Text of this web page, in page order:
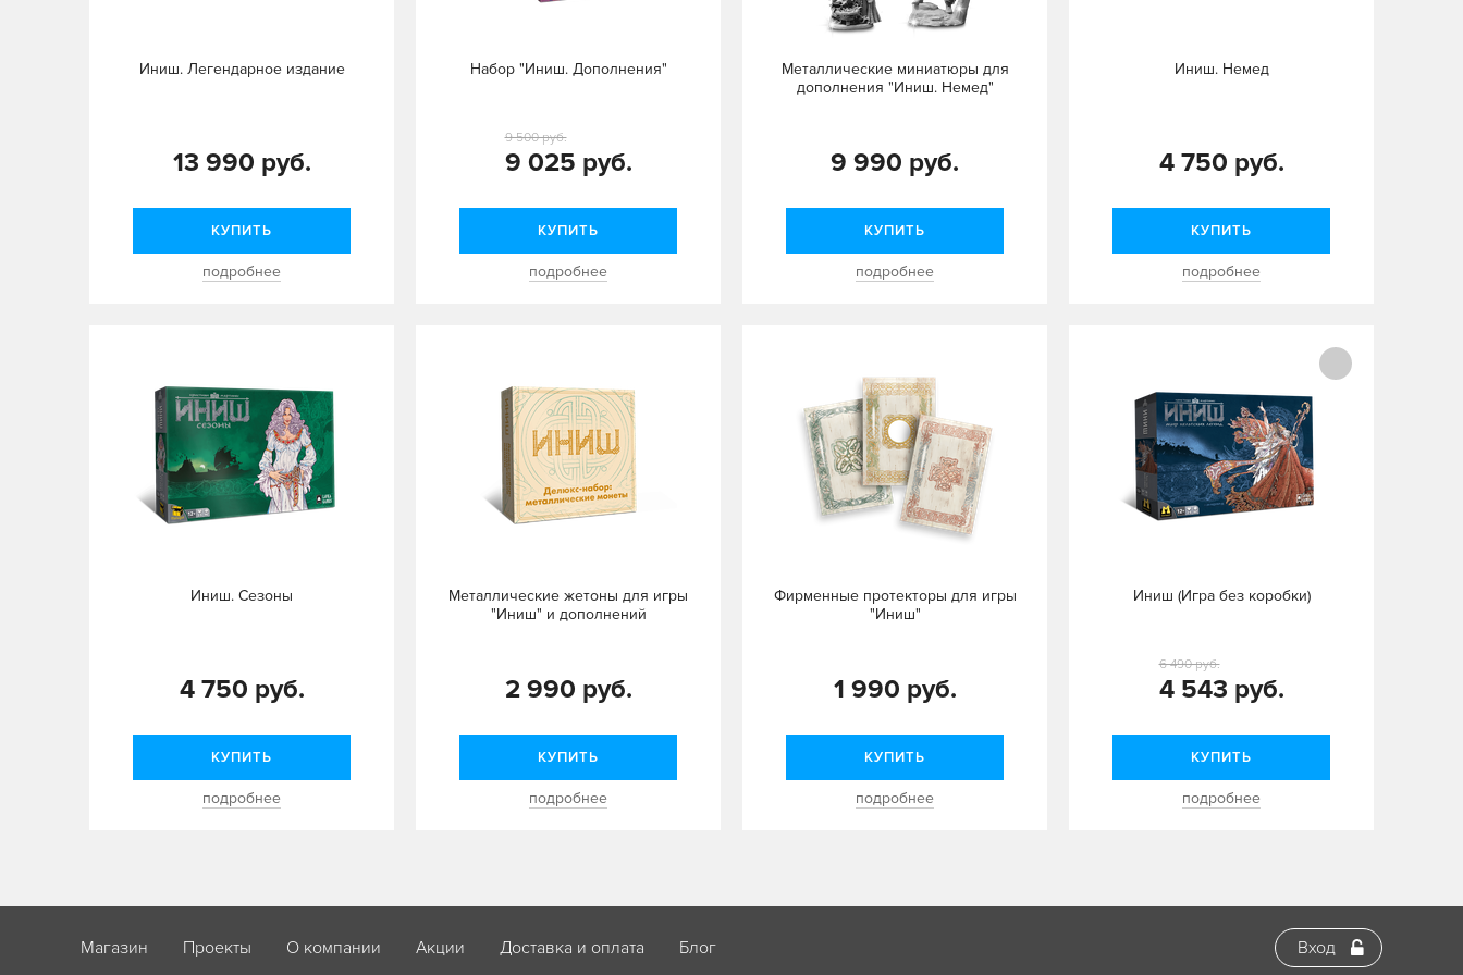
Иниш. Легендарное издание
13 990 руб.
КУПИТЬ
подробнее
Набор "Иниш. Дополнения"
9 025 руб.
9 500 руб.
КУПИТЬ
подробнее
Металлические миниатюры для
дополнения "Иниш. Немед"
9 990 руб.
КУПИТЬ
подробнее
Иниш. Немед
4 750 руб.
КУПИТЬ
подробнее
Иниш. Сезоны
4 750 руб.
КУПИТЬ
подробнее
Металлические жетоны для игры
"Иниш" и дополнений
2 990 руб.
КУПИТЬ
подробнее
Фирменные протекторы для игры
"Иниш"
1 990 руб.
КУПИТЬ
подробнее
Иниш (Игра без коробки)
4 543 руб.
6 490 руб.
КУПИТЬ
подробнее
Магазин Проекты О компании Акции Доставка и оплата Блог Вход